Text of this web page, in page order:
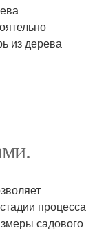
из дерева
процесса
садового